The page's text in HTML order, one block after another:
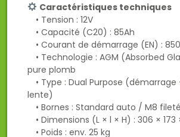
Caractéristiques techniques
• Tension : 12V
• Capacité (C20) : 85Ah
• Courant de démarrage (EN) :
• Technologie : AGM (Absorbed
pure plomb
• Type : Dual Purpose (démarrage
lente)
• Bornes : Standard auto / M8 fileté
• Dimensions (L × l × H) : 306 ×
• Poids : env. 25 kg